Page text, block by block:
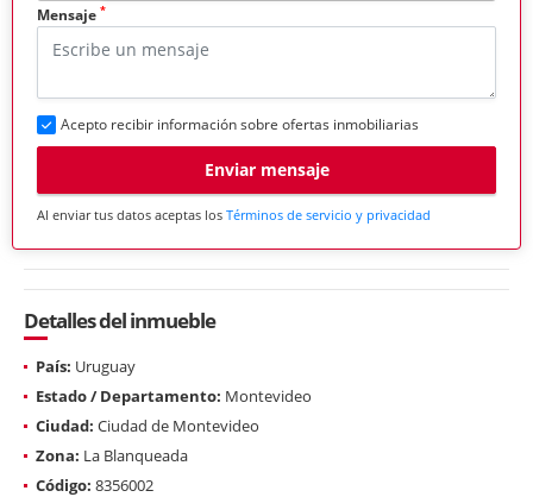
Mensaje *
Acepto recibir información sobre ofertas inmobiliarias
Enviar mensaje
Al enviar tus datos aceptas los Términos de servicio y privacidad
Detalles del inmueble
País: Uruguay
Estado / Departamento: Montevideo
Ciudad: Ciudad de Montevideo
Zona: La Blanqueada
Código: 8356002